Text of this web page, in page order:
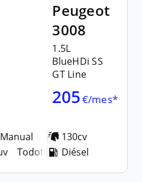
Peugeot
3008
1.5L
BlueHDi SS
GT Line
205€/mes*
Manual
130cv
Todoterreno-Suv
Diésel